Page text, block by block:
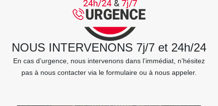
NOUS INTERVENONS 7j/7 et 24h/24
En cas d’urgence, nous intervenons dans l’immédiat, n’hésitez
pas à nous contacter via le formulaire ou à nous appeler.